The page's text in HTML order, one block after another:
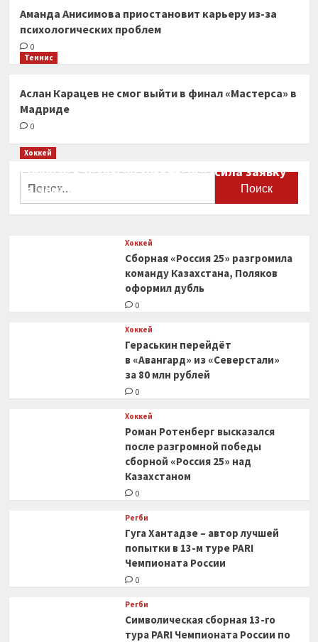
Аманда Анисимова приостановит карьеру из-за
психологических проблем
0
Теннис
Аслан Карацев не смог выйти в финал «Мастерса» в
Мадриде
0
Хоккей
Сборная Канады по хоккею огласила заявку
на чемпионат мира
Хоккей
Сборная «Россия 25» разгромила
команду Казахстана, Поляков
оформил дубль
0
Хоккей
Гераськин перейдёт
в «Авангард» из «Северстали»
за 80 млн рублей
0
Хоккей
Роман Ротенберг высказался
после разгромной победы
сборной «Россия 25» над
Казахстаном
0
Регби
Гуга Хантадзе – автор лучшей
попытки в 13-м туре PARI
Чемпионата России
0
Регби
Символическая сборная 13-го
тура PARI Чемпионата России по